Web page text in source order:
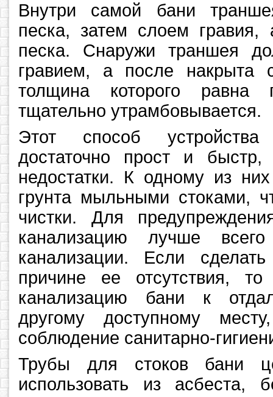
Внутри самой бани
песка, затем слоем
песка. Снаружи траншея
гравием, а после накрыта
толщина которого равна
тщательно утрамбовывается.
Этот способ
достаточно прост и
недостатки. К одному из
грунта мыльными стоками,
чистки. Для
канализацию лучше
канализации. Если
причине ее отсутствия,
канализацию бани к
другому доступному
соблюдение санитарно-
Трубы для стоков бани
использовать из асбеста,